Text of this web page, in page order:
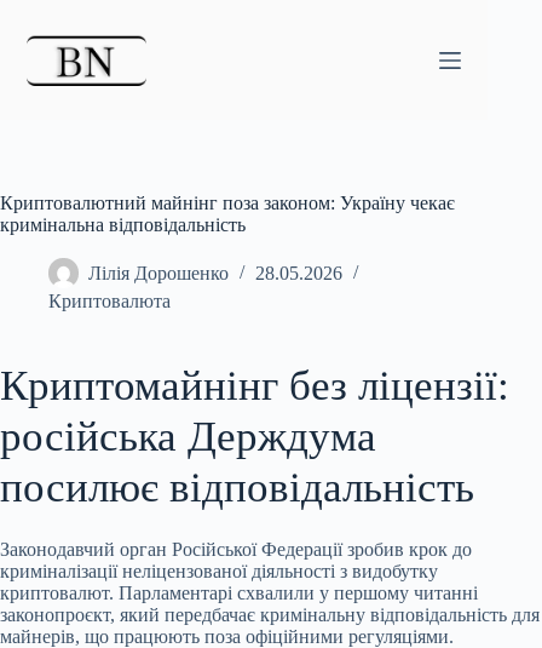
Криптовалютний майнінг поза законом: Україну чекає
кримінальна відповідальність
Лілія Дорошенко
28.05.2026
Криптовалюта
Криптомайнінг без ліцензії:
російська Держдума
посилює відповідальність
Законодавчий орган Російської Федерації зробив крок до
криміналізації неліцензованої діяльності з видобутку
криптовалют. Парламентарі схвалили у першому читанні
законопроєкт, який передбачає кримінальну відповідальність для
майнерів, що працюють поза офіційними регуляціями.